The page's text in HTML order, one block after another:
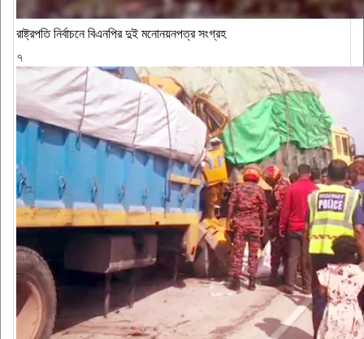
রাষ্ট্রপতি নির্বাচনে বিএনপির দুই মনোনয়নপত্র সংগ্রহ
৭